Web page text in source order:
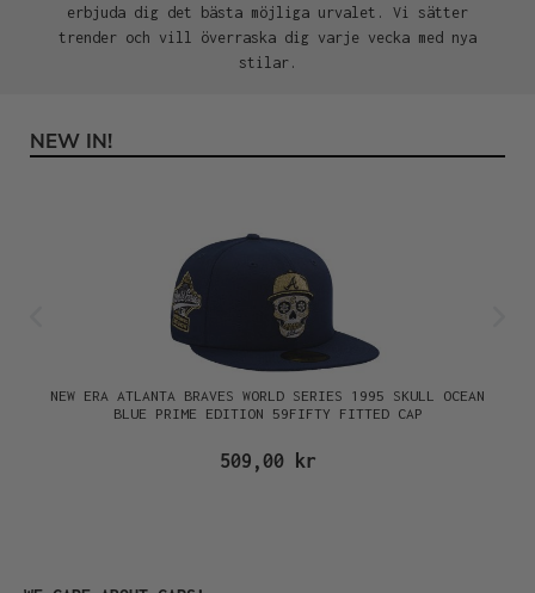
erbjuda dig det bästa möjliga urvalet. Vi sätter
trender och vill överraska dig varje vecka med nya
stilar.
Hoppa över produktgalleri
NEW IN!
NEW ERA ATLANTA BRAVES WORLD SERIES 1995 SKULL OCEAN
BLUE PRIME EDITION 59FIFTY FITTED CAP
509,00 kr